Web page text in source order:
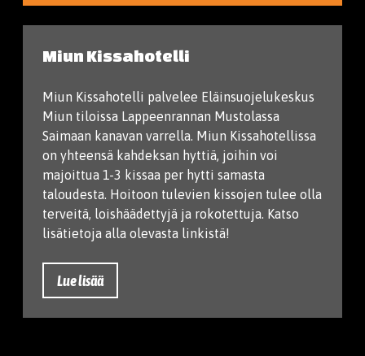
Miun Kissahotelli
Miun Kissahotelli palvelee Eläinsuojelukeskus
Miun tiloissa Lappeenrannan Mustolassa
Saimaan kanavan varrella. Miun Kissahotellissa
on yhteensä kahdeksan hyttiä, joihin voi
majoittua 1-3 kissaa per hytti samasta
taloudesta. Hoitoon tulevien kissojen tulee olla
terveitä, loishäädettyjä ja rokotettuja. Katso
lisätietoja alla olevasta linkistä!
Lue lisää